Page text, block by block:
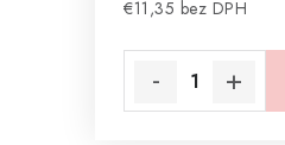
€11,35 bez DPH